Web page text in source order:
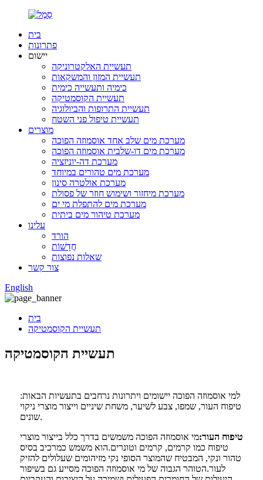
בית
פתרונות
יישום
תעשיית האלקטרוניקה
תעשיית המזון והמשקאות
כימיה ותעשייה כימית
תעשיית הקוסמטיקה
תעשיית התרופות והביולוגיה
תעשיית טיפול פני השטח
מוצרים
מערכת מים שלב אחד אוסמוזה הפוכה
מערכת מים דו-שלבית אוסמוזה הפוכה
מערכת דה-יוניזציה
מערכת מים טהורים במיוחד
מערכת אולטרה סינון
מערכת מיחזור ושימוש חוזר של פסולת
מערכת מים להתפלת מי ים
מערכת טיהור מים ביתית
עלינו
הורד
חֲדָשׁוֹת
שאלות נפוצות
צור קשר
English
בית
תעשיית הקוסמטיקה
תעשיית הקוסמטיקה
למי אוסמוזה הפוכה יישומים ויתרונות נרחבים בתעשיות הבאות:
טיפוח העור, שמפו, צבע לשיער, משחת שיניים וייצור מוצרי ניקוי
שונים.
טיפוח העור:מי אוסמוזה הפוכה משמשים בדרך כלל בייצור מוצרי
טיפוח כמו קרמים, קרמים וטונרים.הוא משמש כמרכיב בסיס
טהור ונקי, המבטיח שהמוצר הסופי נקי מזיהומים שעלולים להזיק
לעור.הטוהר הגבוה של מי אוסמוזה הפוכה מסייע גם בשיפור